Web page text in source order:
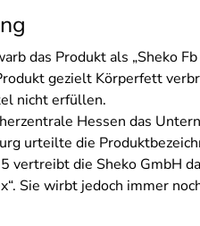
das Produkt als „Sheko
gezielt Körperfett
nicht erfüllen.
Hessen das
urteilte die
vertreibt die Sheko GmbH
Sie wirbt jedoch immer